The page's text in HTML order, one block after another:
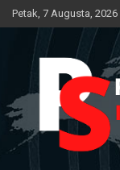
Skip
to
Petak, 7 Augusta, 2026